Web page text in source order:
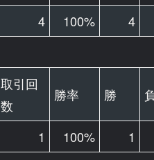
4 100% 4
取引回
数
勝率 勝
1 100% 1